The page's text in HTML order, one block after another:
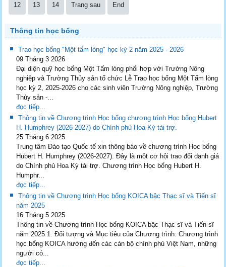
12 13 14 Trang sau End
Thông tin học bổng
Trao học bổng "Một tấm lòng" học kỳ 2 năm 2025 - 2026
09 Tháng 3 2026
Đại diện quỹ học bổng Một Tấm lòng phối hợp với Trường Nông
nghiệp và Trường Thủy sản tổ chức Lễ Trao học bổng Một Tấm lòng
học kỳ 2, 2025-2026 cho các sinh viên Trường Nông nghiệp, Trường
Thủy sản -...
đọc tiếp...
Thông tin về Chương trình Học bổng chương trình Học bổng Hubert
H. Humphrey (2026-2027) do Chính phủ Hoa Kỳ tài trợ.
25 Tháng 6 2025
Trung tâm Đào tạo Quốc tế xin thông báo về chương trình Học bổng
Hubert H. Humphrey (2026-2027). Đây là một cơ hội trao đổi danh giá
do Chính phủ Hoa Kỳ tài trợ. Chương trình Học bổng Hubert H.
Humphr...
đọc tiếp...
Thông tin về Chương trình Học bổng KOICA bậc Thạc sĩ và Tiến sĩ
năm 2025
16 Tháng 5 2025
Thông tin về Chương trình Học bổng KOICA bậc Thạc sĩ và Tiến sĩ
năm 2025 1. Đối tượng và Mục tiêu của Chương trình: Chương trình
học bổng KOICA hướng đến các cán bộ chính phủ Việt Nam, những
người có...
đọc tiếp...